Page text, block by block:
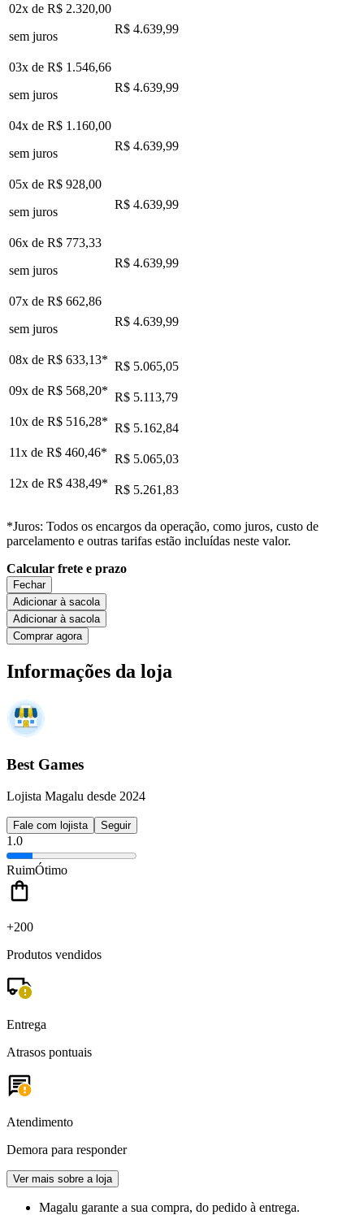
02x de R$ 2.320,00
sem juros
R$ 4.639,99
03x de R$ 1.546,66
sem juros
R$ 4.639,99
04x de R$ 1.160,00
sem juros
R$ 4.639,99
05x de R$ 928,00
sem juros
R$ 4.639,99
06x de R$ 773,33
sem juros
R$ 4.639,99
07x de R$ 662,86
sem juros
R$ 4.639,99
08x de R$ 633,13* R$ 5.065,05
09x de R$ 568,20* R$ 5.113,79
10x de R$ 516,28* R$ 5.162,84
11x de R$ 460,46* R$ 5.065,03
12x de R$ 438,49* R$ 5.261,83
*Juros: Todos os encargos da operação, como juros, custo de
parcelamento e outras tarifas estão incluídas neste valor.
Calcular frete e prazo
Fechar
Adicionar à sacola
Adicionar à sacola
Comprar agora
Informações da loja
Best Games
Lojista Magalu desde 2024
Fale com lojista Seguir
1.0
RuimÓtimo
+200
Produtos vendidos
Entrega
Atrasos pontuais
Atendimento
Demora para responder
Ver mais sobre a loja
Magalu garante a sua compra, do pedido à entrega.